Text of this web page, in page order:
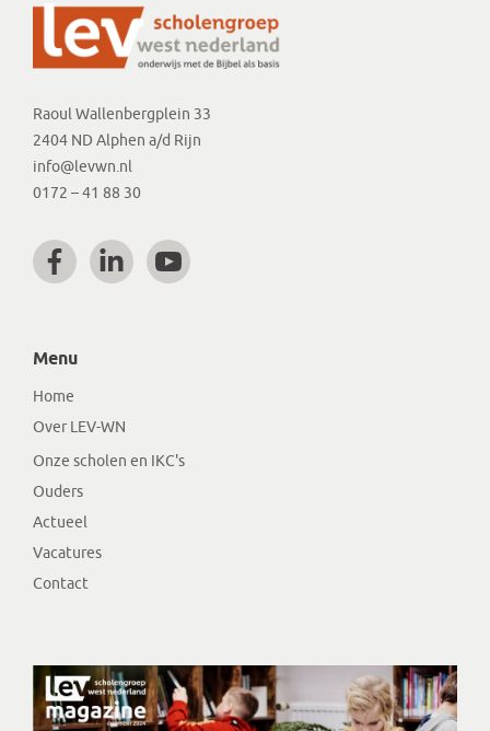
Raoul Wallenbergplein 33
2404 ND Alphen a/d Rijn
info@levwn.nl
0172 – 41 88 30
Menu
Home
Over LEV-WN
Onze scholen en IKC's
Ouders
Actueel
Vacatures
Contact